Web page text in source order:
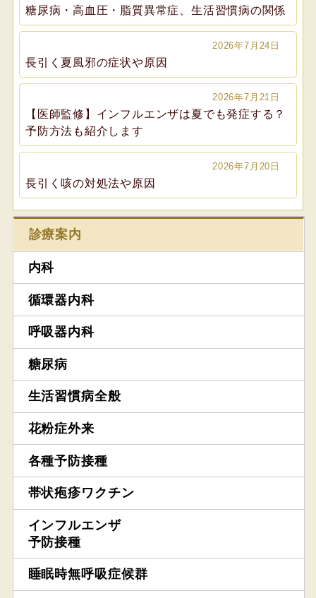
糖尿病・高血圧・脂質異常症、生活習慣病の関係
2026年7月24日
長引く夏風邪の症状や原因
2026年7月21日
【医師監修】インフルエンザは夏でも発症する？
予防方法も紹介します
2026年7月20日
長引く咳の対処法や原因
診療案内
内科
循環器内科
呼吸器内科
糖尿病
生活習慣病全般
花粉症外来
各種予防接種
帯状疱疹ワクチン
インフルエンザ
予防接種
睡眠時無呼吸症候群